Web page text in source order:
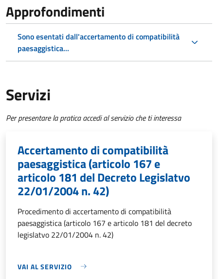
Approfondimenti
Sono esentati dall'accertamento di compatibilità
paesaggistica...
Servizi
Per presentare la pratica accedi al servizio che ti interessa
Accertamento di compatibilità
paesaggistica (articolo 167 e
articolo 181 del Decreto Legislatvo
22/01/2004 n. 42)
Procedimento di accertamento di compatibilità
paesaggistica (articolo 167 e articolo 181 del decreto
legislatvo 22/01/2004 n. 42)
VAI AL SERVIZIO